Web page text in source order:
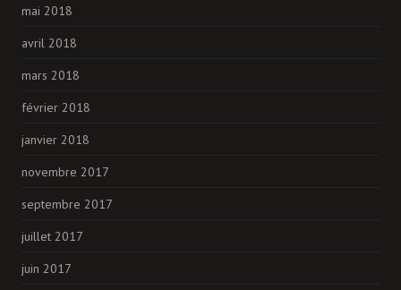
mai 2018
avril 2018
mars 2018
février 2018
janvier 2018
novembre 2017
septembre 2017
juillet 2017
juin 2017